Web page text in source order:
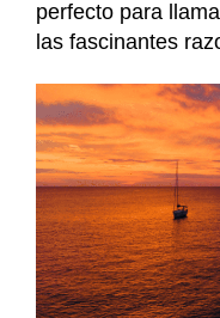
perfecto para
las fascinantes